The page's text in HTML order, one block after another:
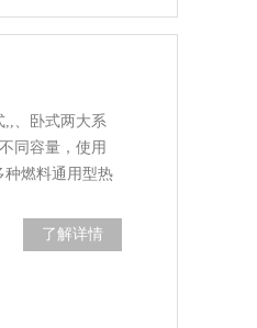
,,、卧式两大系
同容量，使用
种燃料通用型热
了解详情